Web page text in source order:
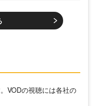
VODの視聴には各社の